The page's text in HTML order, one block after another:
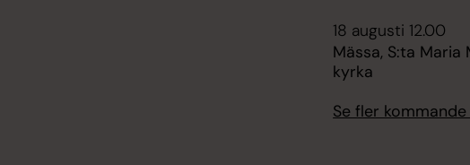
18 augusti 12.00
Mässa, S:ta Maria
kyrka
Se fler